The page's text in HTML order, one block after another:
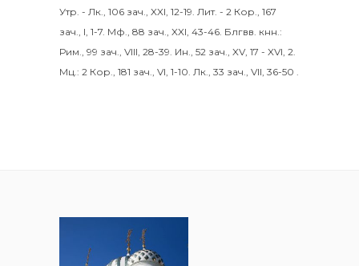
Утр. - Лк., 106 зач., XXI, 12-19. Лит. - 2 Кор., 167
зач., I, 1-7. Мф., 88 зач., XXI, 43-46. Блгвв. кнн.:
Рим., 99 зач., VIII, 28-39. Ин., 52 зач., XV, 17 - XVI, 2.
Мц.: 2 Кор., 181 зач., VI, 1-10. Лк., 33 зач., VII, 36-50